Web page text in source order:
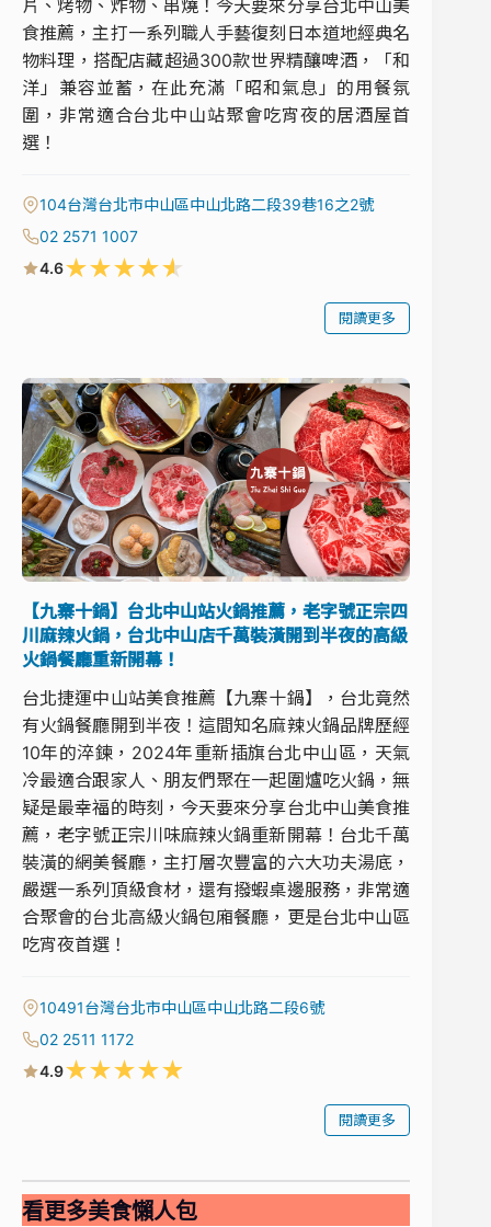
片、烤物、炸物、串燒！今天要來分享台北中山美
食推薦，主打一系列職人手藝復刻日本道地經典名
物料理，搭配店藏超過300款世界精釀啤酒，「和
洋」兼容並蓄，在此充滿「昭和氣息」的用餐氛
圍，非常適合台北中山站聚會吃宵夜的居酒屋首
選！
104台灣台北市中山區中山北路二段39巷16之2號
02 2571 1007
4.6★★★★★
閱讀更多
【九寨十鍋】台北中山站火鍋推薦，老字號正宗四
川麻辣火鍋，台北中山店千萬裝潢開到半夜的高級
火鍋餐廳重新開幕！
台北捷運中山站美食推薦【九寨十鍋】，台北竟然
有火鍋餐廳開到半夜！這間知名麻辣火鍋品牌歷經
10年的淬鍊，2024年重新插旗台北中山區，天氣
冷最適合跟家人、朋友們聚在一起圍爐吃火鍋，無
疑是最幸福的時刻，今天要來分享台北中山美食推
薦，老字號正宗川味麻辣火鍋重新開幕！台北千萬
裝潢的網美餐廳，主打層次豐富的六大功夫湯底，
嚴選一系列頂級食材，還有撥蝦桌邊服務，非常適
合聚會的台北高級火鍋包廂餐廳，更是台北中山區
吃宵夜首選！
10491台灣台北市中山區中山北路二段6號
02 2511 1172
4.9★★★★★
閱讀更多
看更多美食懶人包